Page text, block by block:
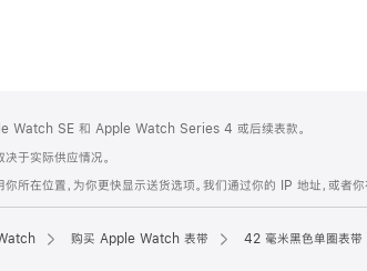
Watch SE 和 Apple Watch Series 4 或后续表款。
于实际供应情况。
你所在位置，为你更快显示送货选项。我们通过你的 IP 地址，或者
购买 Apple Watch 表带 42 毫米黑色单圈表